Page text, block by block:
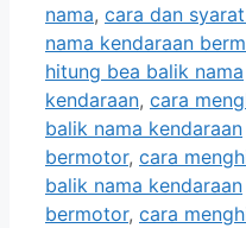
nama, cara dan
nama kendaraan
hitung bea balik nama
kendaraan, cara
balik nama kendaraan
bermotor, cara
balik nama kendaraan
bermotor, cara